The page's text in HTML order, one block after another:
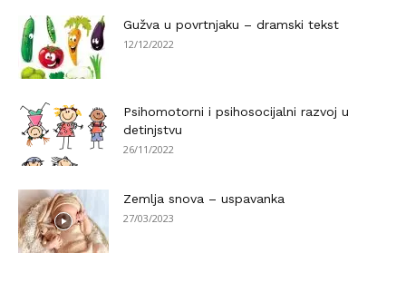
Gužva u povrtnjaku – dramski tekst
12/12/2022
Psihomotorni i psihosocijalni razvoj u
detinjstvu
26/11/2022
Zemlja snova – uspavanka
27/03/2023